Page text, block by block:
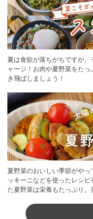
夏は食欲が落ちがちですが
ャージ！お肉や夏野菜をた
き飛ばしましょう！
夏野菜のおいしい季節がや
ッキーニなどを使ったレシ
た夏野菜は栄養もたっぷり